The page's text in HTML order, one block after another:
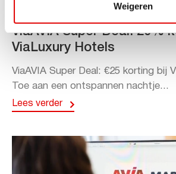
Weigeren
ViaAVIA Super Deal: 20%
ViaLuxury Hotels
ViaAVIA Super Deal: €25 korting bij
Toe aan een ontspannen nachtje...
Lees verder